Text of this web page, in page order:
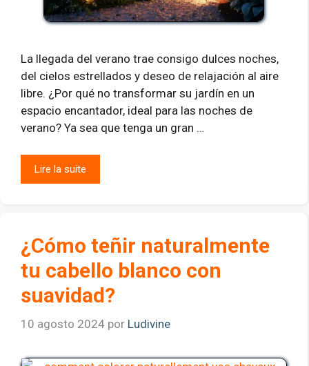
La llegada del verano trae consigo dulces noches,
del cielos estrellados y deseo de relajación al aire
libre. ¿Por qué no transformar su jardín en un
espacio encantador, ideal para las noches de
verano? Ya sea que tenga un gran …
Lire la suite
¿Cómo teñir naturalmente
tu cabello blanco con
suavidad?
10 agosto 2024 por Ludivine